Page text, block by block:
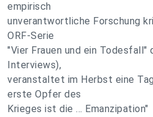
empirisch
unverantwortliche Forschung
ORF-Serie
"Vier Frauen und ein
Interviews),
veranstaltet im Herbst eine
erste Opfer des
Krieges ist die ... Emanzipation"